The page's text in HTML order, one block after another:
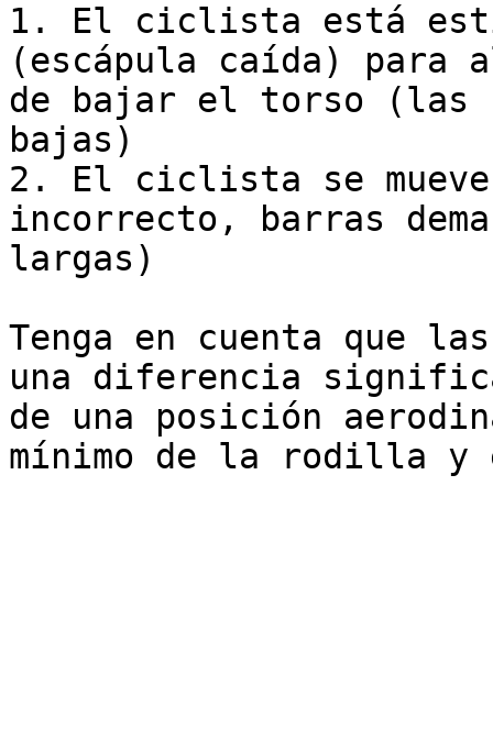
1. El ciclista está
(escápula caída) para
de bajar el torso (las
bajas)
2. El ciclista se
incorrecto, barras
largas)
Tenga en cuenta que
una diferencia
de una posición